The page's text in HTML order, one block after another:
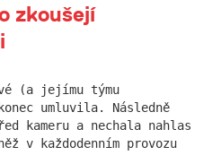
zkoušejí
(a jejímu týmu
umluvila. Následně
kameru a nechala nahlas
v každodenním provozu